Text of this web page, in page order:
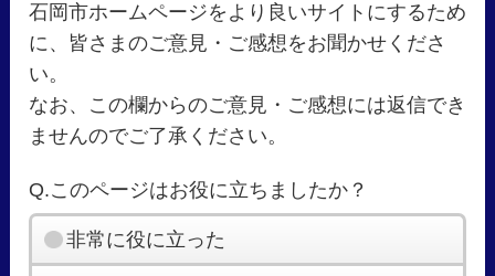
石岡市ホームページをより良いサイトにするため
に、皆さまのご意見・ご感想をお聞かせくださ
い。
なお、この欄からのご意見・ご感想には返信でき
ませんのでご了承ください。
Q.このページはお役に立ちましたか？
非常に役に立った